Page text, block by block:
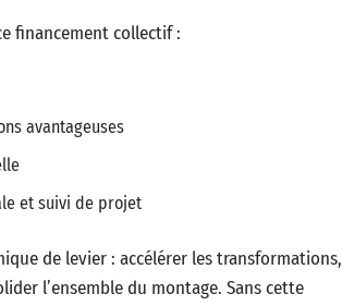
financement collectif :
avantageuses
et suivi de projet
de levier : accélérer les transformations,
l’ensemble du montage. Sans cette